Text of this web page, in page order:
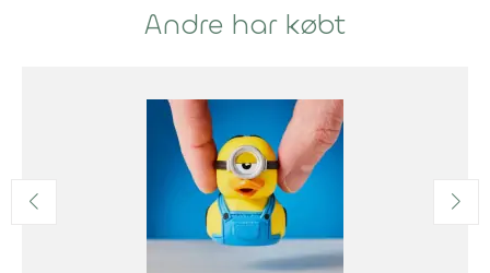
Andre har købt